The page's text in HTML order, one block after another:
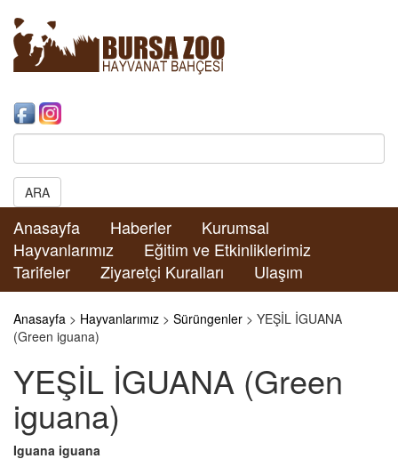
Search:
ARA
Anasayfa Haberler
Kurumsal
Hayvanlarımız
Eğitim ve Etkinliklerimiz
Tarifeler
Ziyaretçi Kuralları Ulaşım
Anasayfa > Hayvanlarımız > Sürüngenler > YEŞİL İGUANA
(Green iguana)
YEŞİL İGUANA (Green
iguana)
Iguana iguana